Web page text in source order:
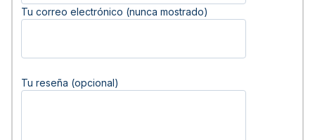
Tu correo electrónico (nunca mostrado)
Tu reseña (opcional)